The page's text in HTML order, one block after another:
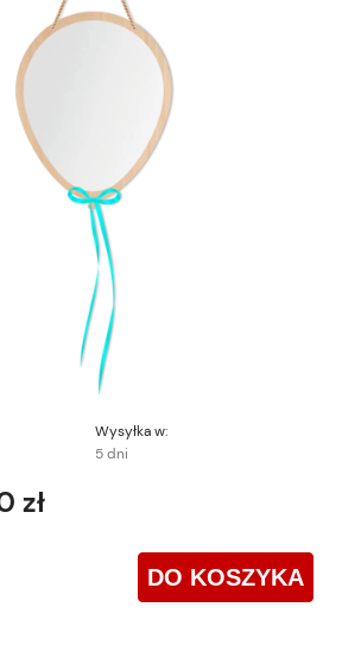
Wysyłka w:
5 dni
zł
DO KOSZYKA